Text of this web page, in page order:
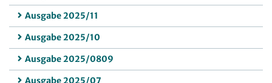
Ausgabe 2025/11
Ausgabe 2025/10
Ausgabe 2025/0809
Ausgabe 2025/07